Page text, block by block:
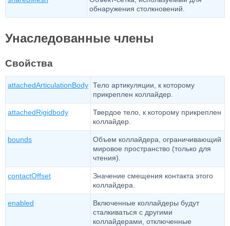
обнаружения столкновений.
Унаследованные члены
Свойства
attachedArticulationBody Тело артикуляции, к которому
прикреплен коллайдер.
attachedRigidbody
Твердое тело, к которому прикреплен
коллайдер.
bounds
Объем коллайдера, ограничивающий
мировое пространство (только для
чтения).
contactOffset
Значение смещения контакта этого
коллайдера.
enabled
Включенные коллайдеры будут
сталкиваться с другими
коллайдерами, отключенные